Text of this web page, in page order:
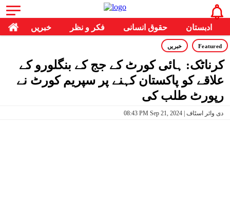
خبریں فکر و نظر حقوق انسانی ادبستان
Featured خبریں
کرناٹک: ہائی کورٹ کے جج کے بنگلورو کے
علاقے کو پاکستان کہنے پر سپریم کورٹ نے
رپورٹ طلب کی
08:43 PM Sep 21, 2024 | دی وائر اسٹاف